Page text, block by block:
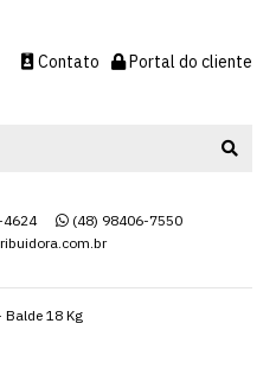
Contato Portal do cliente
4624
(48) 98406-7550
Balde 18 Kg